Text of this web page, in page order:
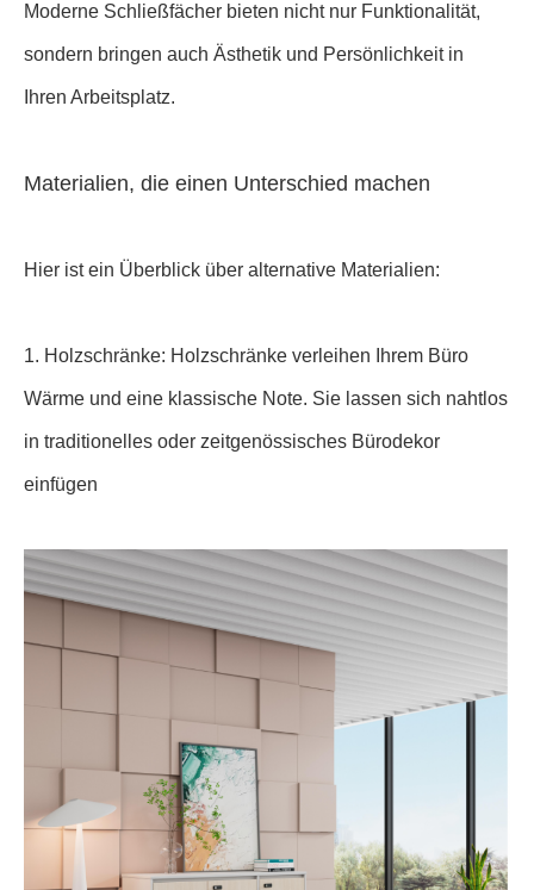
Moderne Schließfächer bieten nicht nur Funktionalität,
sondern bringen auch Ästhetik und Persönlichkeit in
Ihren Arbeitsplatz.
Materialien, die einen Unterschied machen
Hier ist ein Überblick über alternative Materialien:
1. Holzschränke: Holzschränke verleihen Ihrem Büro
Wärme und eine klassische Note. Sie lassen sich nahtlos
in traditionelles oder zeitgenössisches Bürodekor
einfügen